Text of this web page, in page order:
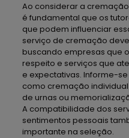
Ao considerar a
é fundamental que os
que podem influenciar
serviço de cremação
buscando empresas que
respeito e serviços que
e expectativas. Informe-
como cremação
de urnas ou
A compatibilidade dos
sentimentos pessoais
importante na seleção.